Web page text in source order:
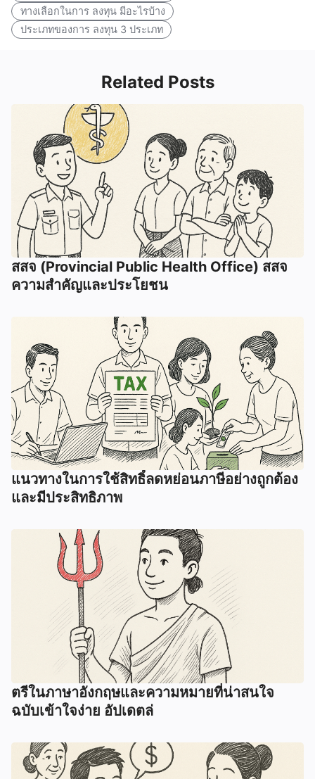
ทางเลือกในการ ลงทุน มีอะไรบ้าง
ประเภทของการ ลงทุน 3 ประเภท
Related Posts
สสจ (Provincial Public Health Office) สสจ
ความสำคัญและประโยชน
แนวทางในการใช้สิทธิ์ลดหย่อนภาษีอย่างถูกต้อง
และมีประสิทธิภาพ
ตรีในภาษาอังกฤษและความหมายที่น่าสนใจ
ฉบับเข้าใจง่าย อัปเดตล่